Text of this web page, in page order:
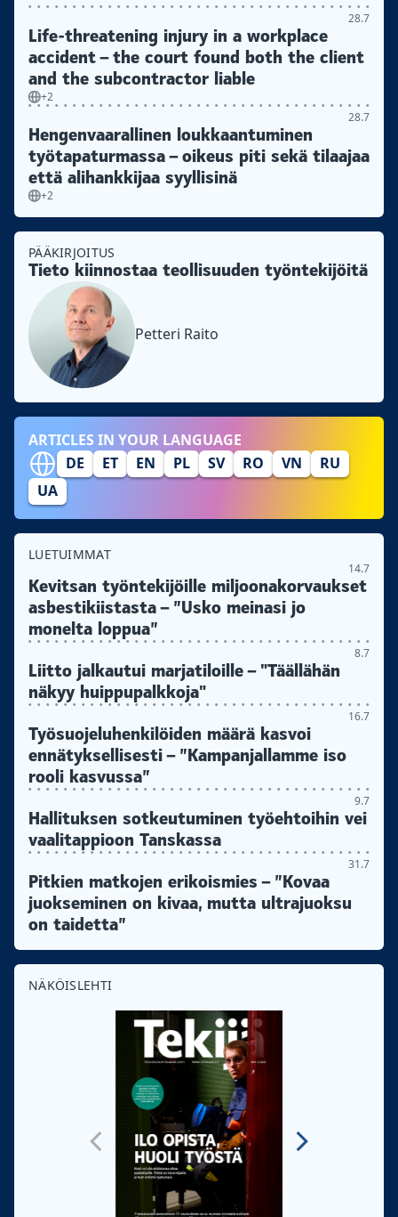
28.7
Life-threatening injury in a workplace
accident – the court found both the client
and the subcontractor liable
+2
28.7
Hengenvaarallinen loukkaantuminen
työtapaturmassa – oikeus piti sekä tilaajaa
että alihankkijaa syyllisinä
+2
PÄÄKIRJOITUS
Tieto kiinnostaa teollisuuden työntekijöitä
Petteri Raito
ARTICLES IN YOUR LANGUAGE
DE
ET EN PL SV RO VN
RU
UA
LUETUIMMAT
14.7
Kevitsan työntekijöille miljoonakorvaukset
asbestikiistasta – ”Usko meinasi jo
monelta loppua”
8.7
Liitto jalkautui marjatiloille – "Täällähän
näkyy huippupalkkoja"
16.7
Työsuojeluhenkilöiden määrä kasvoi
ennätyksellisesti – ”Kampanjallamme iso
rooli kasvussa”
9.7
Hallituksen sotkeutuminen työehtoihin vei
vaalitappioon Tanskassa
31.7
Pitkien matkojen erikoismies – ”Kovaa
juokseminen on kivaa, mutta ultrajuoksu
on taidetta”
NÄKÖISLEHTI